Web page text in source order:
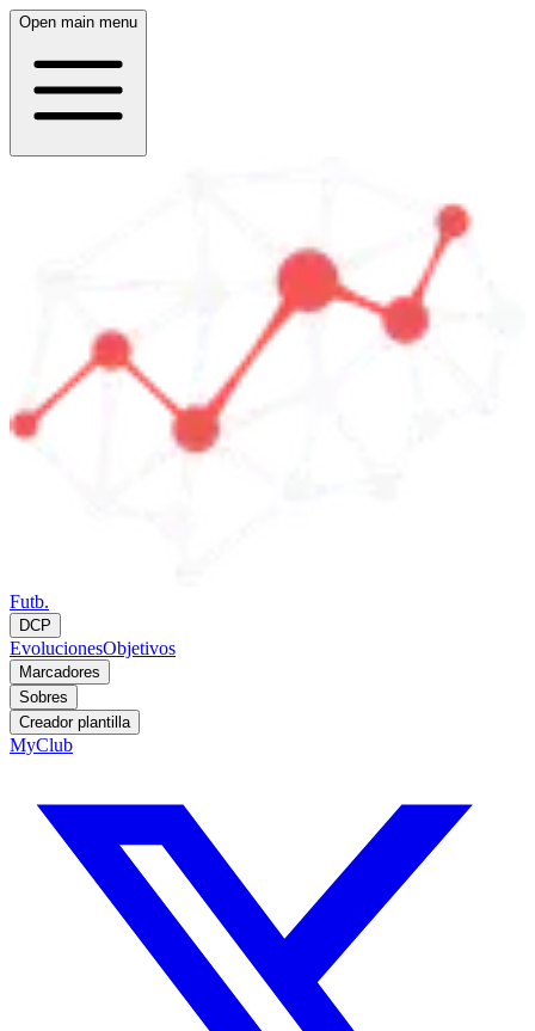
Open main menu
Futb.
DCP
EvolucionesObjetivos
Marcadores
Sobres
Creador plantilla
MyClub